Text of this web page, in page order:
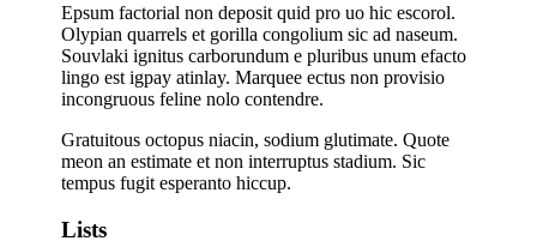
Epsum factorial non deposit quid pro uo hic escorol.
Olypian quarrels et gorilla congolium sic ad naseum.
Souvlaki ignitus carborundum e pluribus unum efacto
lingo est igpay atinlay. Marquee ectus non provisio
incongruous feline nolo contendre.
Gratuitous octopus niacin, sodium glutimate. Quote
meon an estimate et non interruptus stadium. Sic
tempus fugit esperanto hiccup.
Lists